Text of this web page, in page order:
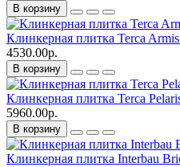
В корзину
Клинкерная плитка Terca
4530.00р.
В корзину
Клинкерная плитка Terca
5960.00р.
В корзину
Клинкерная плитка Interbau